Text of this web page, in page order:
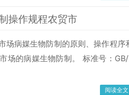
操作规程农贸市
场病媒生物防制的原则、操作程序
场的病媒生物防制。 标准号：
阅读全文